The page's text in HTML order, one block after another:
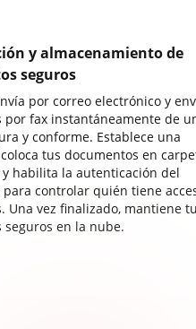
y almacenamiento de
seguros
por correo electrónico y
por fax instantáneamente de
y conforme. Establece una
tus documentos en
habilita la autenticación del
controlar quién tiene
Una vez finalizado, mantiene
seguros en la nube.